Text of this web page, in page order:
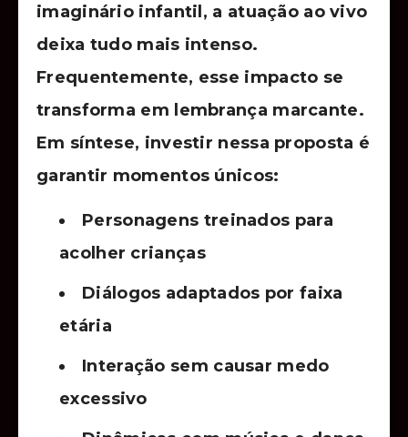
imaginário infantil, a atuação ao vivo
deixa tudo mais intenso.
Frequentemente, esse impacto se
transforma em lembrança marcante.
Em síntese, investir nessa proposta é
garantir momentos únicos:
Personagens treinados para
acolher crianças
Diálogos adaptados por faixa
etária
Interação sem causar medo
excessivo